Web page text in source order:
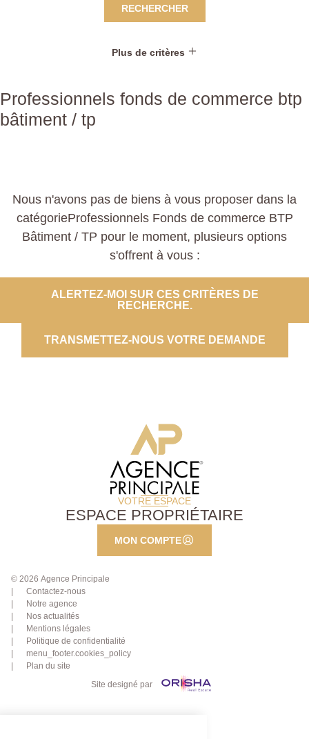
RECHERCHER
Plus de critères
Professionnels fonds de commerce btp
bâtiment / tp
Nous n'avons pas de biens à vous proposer dans la
catégorieProfessionnels Fonds de commerce BTP
Bâtiment / TP pour le moment, plusieurs options
s'offrent à vous :
ALERTEZ-MOI SUR CES CRITÈRES DE
RECHERCHE.
TRANSMETTEZ-NOUS VOTRE DEMANDE
VOTRE ESPACE
ESPACE PROPRIÉTAIRE
MON COMPTE
© 2026 Agence Principale
Contactez-nous
Notre agence
Nos actualités
Mentions légales
Politique de confidentialité
menu_footer.cookies_policy
Plan du site
Site designé par